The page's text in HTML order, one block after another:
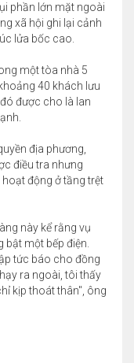
phần lớn mặt ngoài
xã hội ghi lại cảnh
lửa bốc cao.
một tòa nhà 5
40 khách lưu
được cho là lan
địa phương,
điều tra nhưng
động ở tầng trệt
này kể rằng vụ
bật một bếp điện.
tức báo cho đồng
ra ngoài, tôi thấy
kịp thoát thân", ông